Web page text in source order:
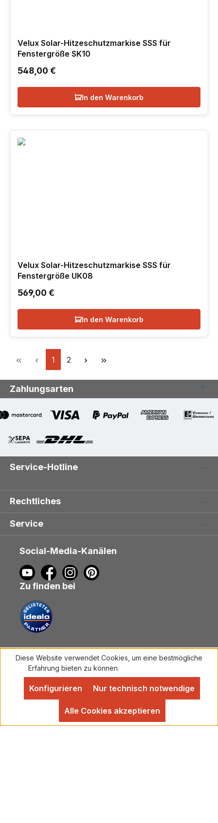
Velux Solar-Hitzeschutzmarkise SSS für
Fenstergröße SK10
Regulärer Preis:
548,00 €
In den Warenkorb
Velux Solar-Hitzeschutzmarkise SSS für
Fenstergröße UK08
Regulärer Preis:
569,00 €
In den Warenkorb
Seite
1 Seite
2
Zahlungsarten
Service-Hotline
Rechtliches
Service
Social-Media-Kanälen
Zu finden bei
Vertrag widerrufen
Alle Preise inkl. gesetzl. Mehrwertsteuer zzgl.
nicht anders angegeben.
Diese Website verwendet Cookies, um eine bestmögliche
Erfahrung bieten zu können.
Nur technisch notwendige
Konfigurieren
Alle Cookies akzeptieren